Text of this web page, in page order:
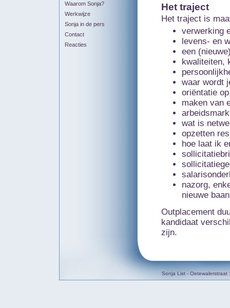
Waarom Sonja?
Werkwijze
Sonja in de pers
Contact
Reacties
Het traject
Het traject is
verwerking
levens- en
een
kwaliteiten,
waar wordt
oriëntatie
maken van
wat is
opzetten
hoe laat ik
nazorg,
nieuwe
Outplacement
kandidaat
zijn.
Sonja List -